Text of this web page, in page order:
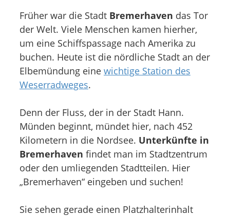
Früher war die Stadt Bremerhaven das Tor
der Welt. Viele Menschen kamen hierher,
um eine Schiffspassage nach Amerika zu
buchen. Heute ist die nördliche Stadt an der
Elbemündung eine wichtige Station des
Weserradweges.
Denn der Fluss, der in der Stadt Hann.
Münden beginnt, mündet hier, nach 452
Kilometern in die Nordsee. Unterkünfte in
Bremerhaven findet man im Stadtzentrum
oder den umliegenden Stadtteilen. Hier
„Bremerhaven“ eingeben und suchen!
Sie sehen gerade einen Platzhalterinhalt